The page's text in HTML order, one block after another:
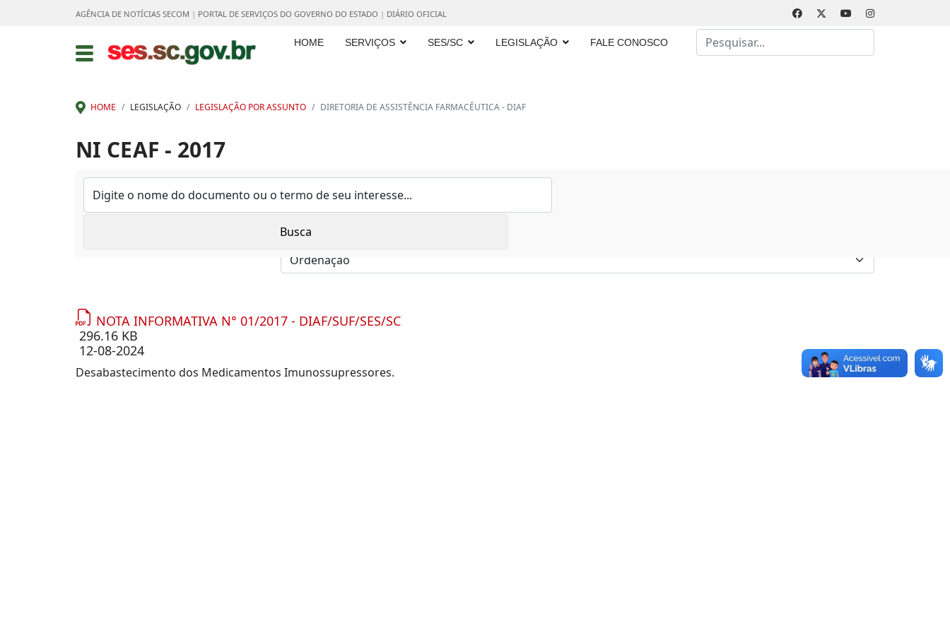
AGÊNCIA DE NOTÍCIAS SECOM | PORTAL DE SERVIÇOS DO GOVERNO DO ESTADO | DIÁRIO OFICIAL
HOME SERVIÇOS SES/SC LEGISLAÇÃO FALE CONOSCO
Busca
HOME LEGISLAÇÃO LEGISLAÇÃO POR ASSUNTO DIRETORIA DE ASSISTÊNCIA FARMACÊUTICA - DIAF
NI CEAF - 2017
NOTA INFORMATIVA N° 01/2017 - DIAF/SUF/SES/SC
296.16 KB
12-08-2024
Desabastecimento dos Medicamentos Imunossupressores.